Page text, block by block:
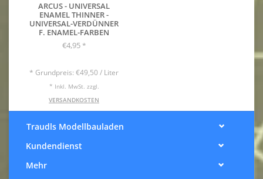
ARCUS - UNIVERSAL
ENAMEL THINNER -
UNIVERSAL-VERDÜNNER
F. ENAMEL-FARBEN
€4,95 *
* Grundpreis: €49,50 / Liter
* Inkl. MwSt. zzgl.
VERSANDKOSTEN
Traudls Modellbauladen
Kundendienst
Mehr